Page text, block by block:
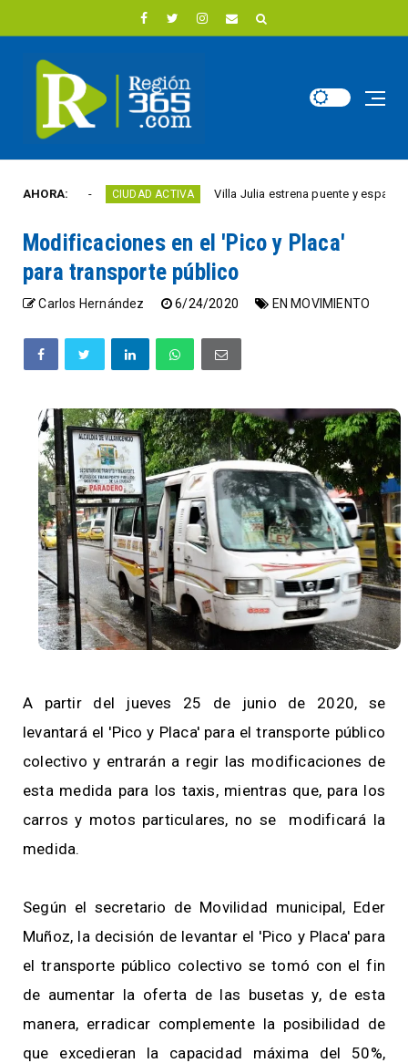
AHORA:CIUDAD ACTIVA Villa Julia estrena puente y espacios
Modificaciones en el 'Pico y Placa'
para transporte público
Carlos Hernández 6/24/2020 EN MOVIMIENTO
A partir del jueves 25 de junio de 2020, se
levantará el 'Pico y Placa' para el transporte público
colectivo y entrarán a regir las modificaciones de
esta medida para los taxis, mientras que, para los
carros y motos particulares, no se modificará la
medida.
Según el secretario de Movilidad municipal, Eder
Muñoz, la decisión de levantar el 'Pico y Placa' para
el transporte público colectivo se tomó con el fin
de aumentar la oferta de las busetas y, de esta
manera, erradicar complemente la posibilidad de
que excedieran la capacidad máxima del 50%,